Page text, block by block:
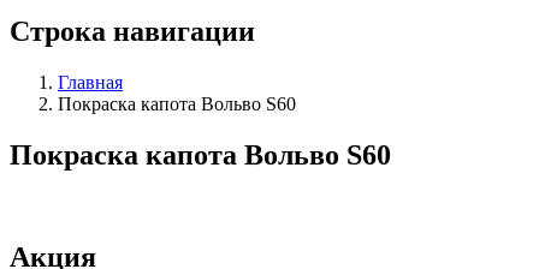
Строка навигации
Главная
Покраска капота Вольво S60
Покраска капота Вольво S60
Акция